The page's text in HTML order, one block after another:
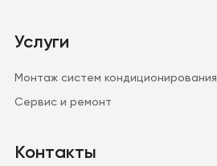
Услуги
Монтаж систем кондиционирования
Сервис и ремонт
Контакты